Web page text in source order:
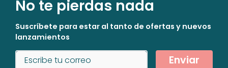
No te pierdas nada
Suscríbete para estar al tanto de ofertas y nuevos
lanzamientos
Enviar